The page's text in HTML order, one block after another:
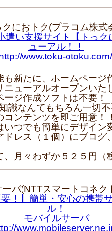
クにおトク(プラコム株式
遣い支援サイト【トっク
ューアル！！
http://www.toku-otoku.com/
新たに、ホームページ
ニューアルオープンいた
ジ作成ソフトは不要！
識なんてもちろん一切
ンテンツを即ご用意！
つでも簡単にデザイン
レス（１個）にブログ
月々わずか５２５円（
ーバ(NTTスマートコネク
要！】簡単・安心の携帯
ル！
モバイルサーバ